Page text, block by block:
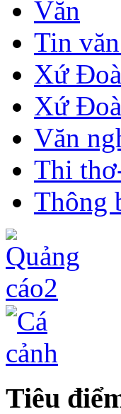
Văn
Tin
Xứ
Xứ
Văn
Thi
Thông
Tiêu